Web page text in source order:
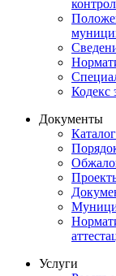
Кодекс
Документы
Услуги